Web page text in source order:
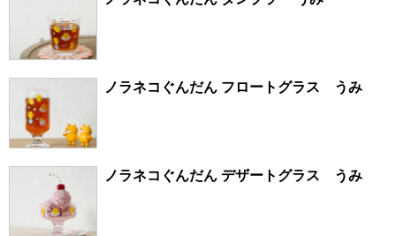
ノラネコぐんだん フロートグラス うみ
ノラネコぐんだん デザートグラス うみ